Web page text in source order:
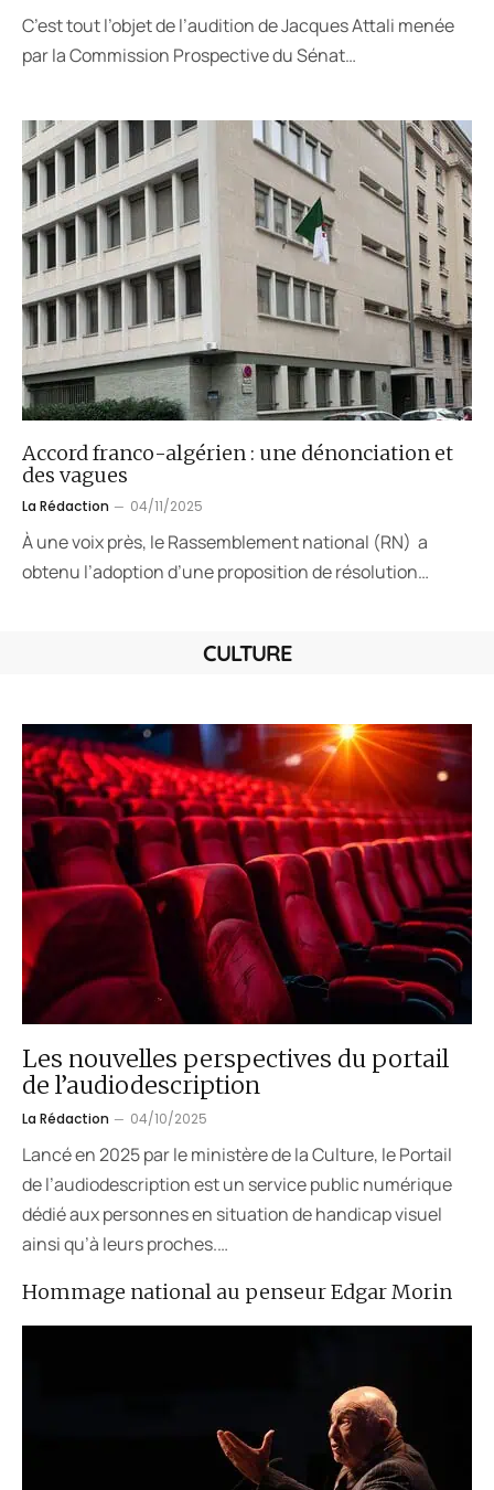
C’est tout l’objet de l’audition de Jacques Attali menée
par la Commission Prospective du Sénat…
Accord franco-algérien : une dénonciation et
des vagues
La Rédaction 04/11/2025
À une voix près, le Rassemblement national (RN) a
obtenu l’adoption d’une proposition de résolution…
CULTURE
Hommage national au penseur Edgar Morin
Les nouvelles perspectives du portail
de l’audiodescription
La Rédaction 04/10/2025
Lancé en 2025 par le ministère de la Culture, le Portail
de l’audiodescription est un service public numérique
dédié aux personnes en situation de handicap visuel
ainsi qu’à leurs proches.…